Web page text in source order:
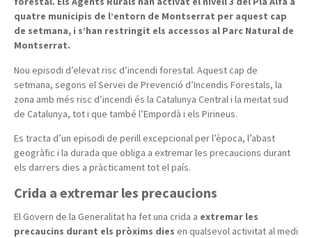
quatre municipis de l’entorn de Montserrat per aquest cap
de setmana, i s’han restringit els accessos al Parc Natural de
Montserrat.
Nou episodi d’elevat risc d’incendi forestal. Aquest cap de
setmana, segons el Servei de Prevenció d’Incendis Forestals, la
zona amb més risc d’incendi és la Catalunya Central i la meitat sud
de Catalunya, tot i que també l’Empordà i els Pirineus.
Es tracta d’un episodi de perill excepcional per l’època, l’abast
geogràfic i la durada que obliga a extremar les precaucions durant
els darrers dies a pràcticament tot el país.
Crida a extremar les precaucions
El Govern de la Generalitat ha fet una crida a extremar les
precaucins durant els pròxims dies en qualsevol activitat al medi